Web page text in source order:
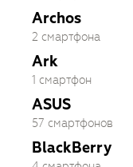
Archos
2 смартфона
Ark
1 смартфон
ASUS
57 смартфонов
BlackBerry